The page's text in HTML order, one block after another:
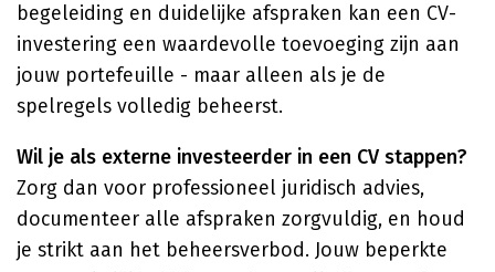
begeleiding en duidelijke afspraken kan een CV-
investering een waardevolle toevoeging zijn aan
jouw portefeuille - maar alleen als je de
spelregels volledig beheerst.
Wil je als externe investeerder in een CV stappen?
Zorg dan voor professioneel juridisch advies,
documenteer alle afspraken zorgvuldig, en houd
je strikt aan het beheersverbod. Jouw beperkte